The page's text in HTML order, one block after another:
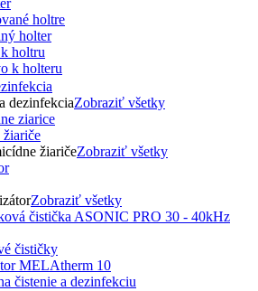
holter
k holteru
dezinfekciaZobraziť všetky
žiariče
žiaričeZobraziť všetky
Zobraziť všetky
čističky
čistenie a dezinfekciu